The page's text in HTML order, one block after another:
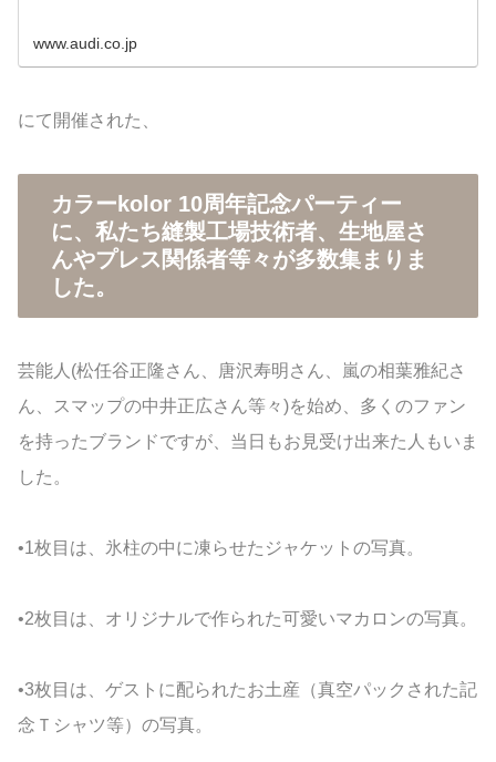
www.audi.co.jp
にて開催された、
カラーkolor 10周年記念パーティー
に、私たち縫製工場技術者、生地屋さ
んやプレス関係者等々が多数集まりま
した。
芸能人(松任谷正隆さん、唐沢寿明さん、嵐の相葉雅紀さ
ん、スマップの中井正広さん等々)を始め、多くのファン
を持ったブランドですが、当日もお見受け出来た人もいま
した。
•1枚目は、氷柱の中に凍らせたジャケットの写真。
•2枚目は、オリジナルで作られた可愛いマカロンの写真。
•3枚目は、ゲストに配られたお土産（真空パックされた記
念Ｔシャツ等）の写真。